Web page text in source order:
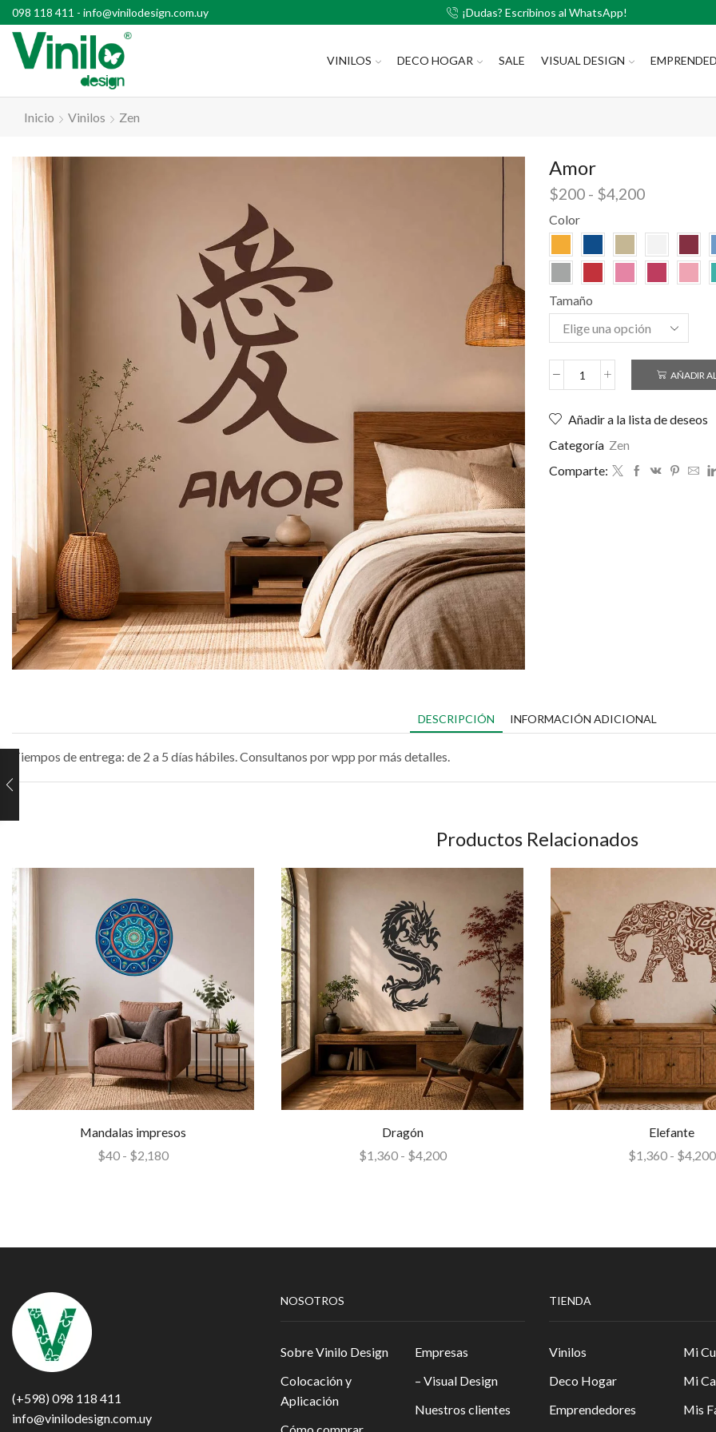
098 118 411 - info@vinilodesign.com.uy
con compras superiores a $2500 ¡Dudas? Escribinos al WhatsApp!
VINILOS DECO HOGAR SALE VISUAL DESIGN
Inicio Vinilos Zen
Amor
$200 - $4,200
Color
Tamaño
AÑADIR
Añadir a la lista de deseos
Categoría Zen
Comparte:
DESCRIPCIÓN INFORMACIÓN ADICIONAL
Tiempos de entrega: de 2 a 5 días hábiles. Consultanos por wpp por más detalles.
Productos Relacionados
Mandalas impresos
$40 - $2,180
Dragón
$1,360 - $4,200
Elefante
$1,360 - $4,200
(+598) 098 118 411
info@vinilodesign.com.uy
NOSOTROS
Sobre Vinilo Design
Colocación y
Aplicación
Empresas
– Visual Design
Nuestros clientes
TIENDA
Vinilos
Deco Hogar
Emprendedores
Mi
Mi
Mis